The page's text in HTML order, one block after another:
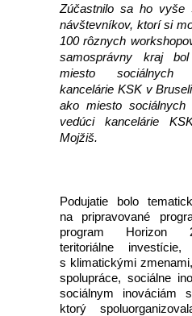
Zúčastnilo sa ho vyše
návštevníkov, ktorí si
100 rôznych
samosprávny kraj
miesto sociálnych
kancelárie KSK v
ako miesto sociálnych
vedúci kancelárie
Mojžiš.
Podujatie bolo
na pripravované
program Horizon
teritoriálne
s klimatickými
spolupráce, sociálne
sociálnym inováciám
ktorý